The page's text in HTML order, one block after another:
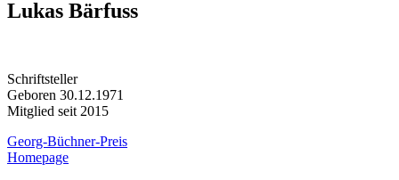
Lukas Bärfuss
Schriftsteller
Geboren 30.12.1971
Mitglied seit 2015
Georg-Büchner-Preis
Homepage